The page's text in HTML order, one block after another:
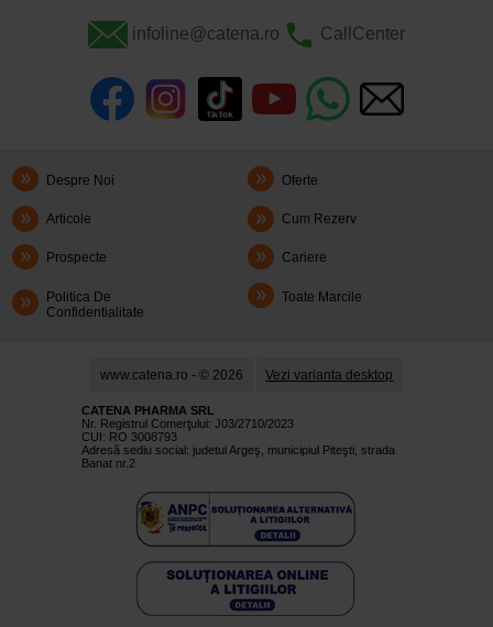
infoline@catena.ro CallCenter
Despre Noi Oferte
Articole Cum Rezerv
Prospecte Cariere
Politica De
Confidentialitate
Toate Marcile
www.catena.ro - © 2026 Vezi varianta desktop
CATENA PHARMA SRL
Nr. Registrul Comerţului: J03/2710/2023
CUI: RO 3008793
Adresă sediu social: judetul Argeş, municipiul Piteşti, strada
Banat nr.2